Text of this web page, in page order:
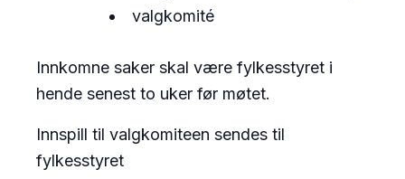
valgkomité
Innkomne saker skal være fylkesstyret i
hende senest to uker før møtet.
Innspill til valgkomiteen sendes til
fylkesstyret